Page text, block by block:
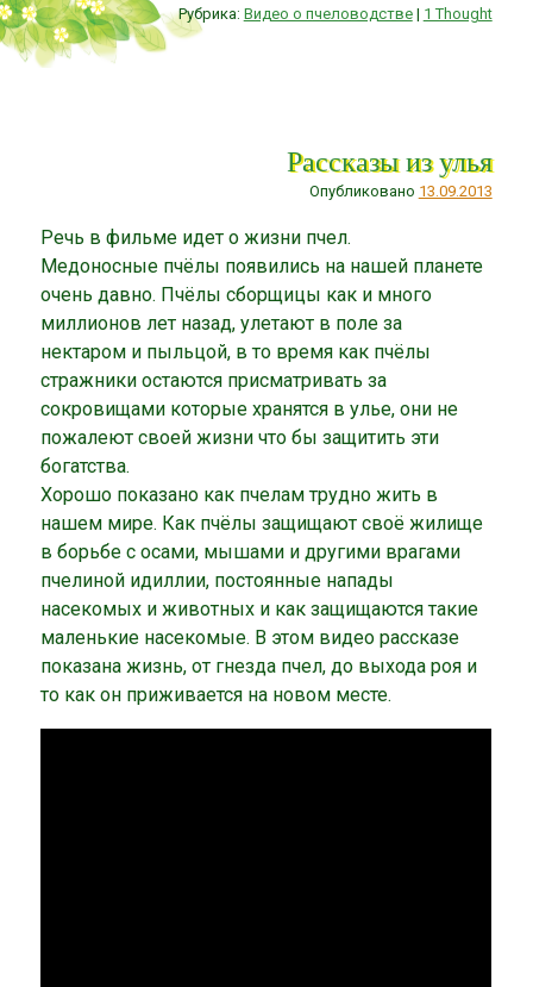
Рубрика: Видео о пчеловодстве | 1 Thought
Рассказы из улья
Опубликовано 13.09.2013
Речь в фильме идет о жизни пчел.
Медоносные пчёлы появились на нашей планете
очень давно. Пчёлы сборщицы как и много
миллионов лет назад, улетают в поле за
нектаром и пыльцой, в то время как пчёлы
стражники остаются присматривать за
сокровищами которые хранятся в улье, они не
пожалеют своей жизни что бы защитить эти
богатства.
Хорошо показано как пчелам трудно жить в
нашем мире. Как пчёлы защищают своё жилище
в борьбе с осами, мышами и другими врагами
пчелиной идиллии, постоянные напады
насекомых и животных и как защищаются такие
маленькие насекомые. В этом видео рассказе
показана жизнь, от гнезда пчел, до выхода роя и
то как он приживается на новом месте.